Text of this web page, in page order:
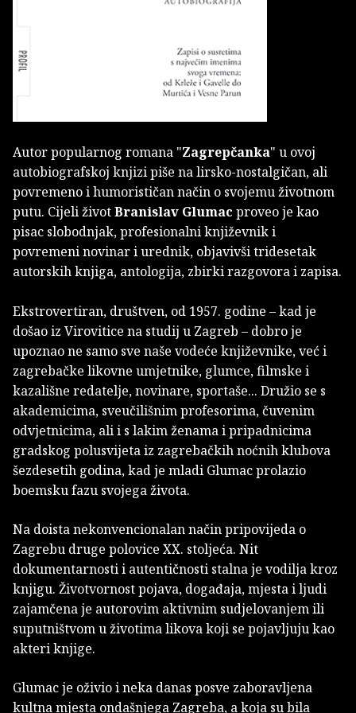
Autor popularnog romana "Zagrepčanka" u ovoj
autobiografskoj knjizi piše na lirsko-nostalgičan, ali
povremeno i humorističan način o svojemu životnom
putu. Cijeli životBranislav Glumac proveo je kao
pisac slobodnjak, profesionalni književnik i
povremeni novinar i urednik, objavivši tridesetak
autorskih knjiga, antologija, zbirki razgovora i zapisa.
Ekstrovertiran, društven, od 1957. godine – kad je
došao iz Virovitice na studij u Zagreb – dobro je
upoznao ne samo sve naše vodeće književnike, već i
zagrebačke likovne umjetnike, glumce, filmske i
kazališne redatelje, novinare, sportaše... Družio se s
akademicima, sveučilišnim profesorima, čuvenim
odvjetnicima, ali i s lakim ženama i pripadnicima
gradskog polusvijeta iz zagrebačkih noćnih klubova
šezdesetih godina, kad je mladi Glumac prolazio
boemsku fazu svojega života.
Na doista nekonvencionalan način pripovijeda o
Zagrebu druge polovice XX. stoljeća. Nit
dokumentarnosti i autentičnosti stalna je vodilja kroz
knjigu. Životvornost pojava, događaja, mjesta i ljudi
zajamčena je autorovim aktivnim sudjelovanjem ili
suputništvom u životima likova koji se pojavljuju kao
akteri knjige.
Glumac je oživio i neka danas posve zaboravljena
kultna mjesta ondašnjega Zagreba, a koja su bila